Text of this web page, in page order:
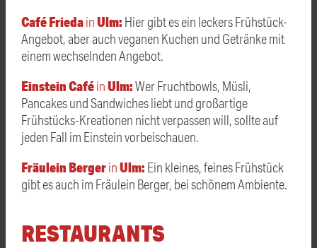
Café FriedainUlm: Hier gibt es ein leckers Frühstück-
Angebot, aber auch veganen Kuchen und Getränke mit
einem wechselnden Angebot.
Einstein CaféinUlm:Wer Fruchtbowls, Müsli,
Pancakes und Sandwiches liebt und großartige
Frühstücks-Kreationen nicht verpassen will, sollte auf
jeden Fall im Einstein vorbeischauen.
Fräulein BergerinUlm: Ein kleines, feines Frühstück
gibt es auch im Fräulein Berger, bei schönem Ambiente.
RESTAURANTS